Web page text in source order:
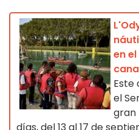
en
Este
el
gran